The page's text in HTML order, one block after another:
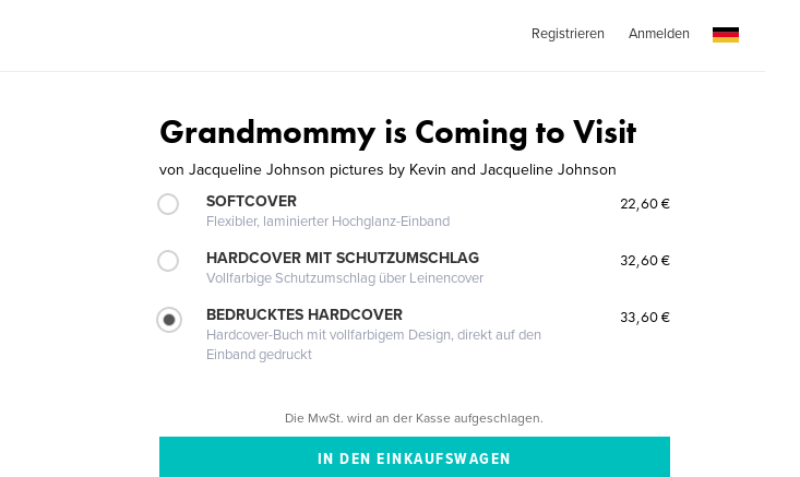
Registrieren Anmelden
Grandmommy is Coming to Visit
von Jacqueline Johnson pictures by Kevin and Jacqueline Johnson
SOFTCOVER
Flexibler, laminierter Hochglanz-Einband
22,60 €
HARDCOVER MIT SCHUTZUMSCHLAG
Vollfarbige Schutzumschlag über Leinencover
32,60 €
BEDRUCKTES HARDCOVER
Hardcover-Buch mit vollfarbigem Design, direkt auf den
Einband gedruckt
33,60 €
Die MwSt. wird an der Kasse aufgeschlagen.